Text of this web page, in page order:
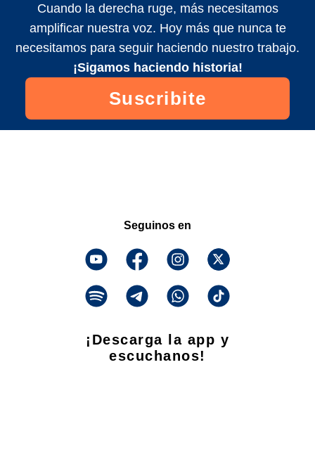
Cuando la derecha ruge, más necesitamos
amplificar nuestra voz. Hoy más que nunca te
necesitamos para seguir haciendo nuestro trabajo.
¡Sigamos haciendo historia!
Suscribite
Seguinos en
¡Descarga la app y
escuchanos!